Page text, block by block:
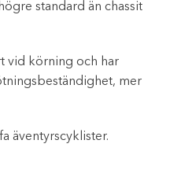
standard än chassit
vid körning och har
mer
äventyrscyklister.